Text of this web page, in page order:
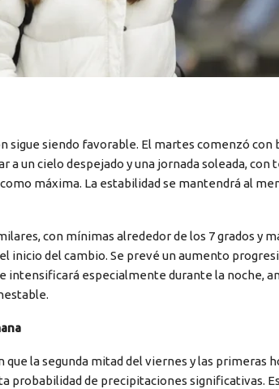
sigue siendo favorable. El martes comenzó con
a un cielo despejado y una jornada soleada, con
máxima. La estabilidad se mantendrá al
con mínimas alrededor de los 7 grados y
inicio del cambio. Se prevé un aumento
intensificará especialmente durante la noche,
la segunda mitad del viernes y las primeras
probabilidad de precipitaciones significativas.